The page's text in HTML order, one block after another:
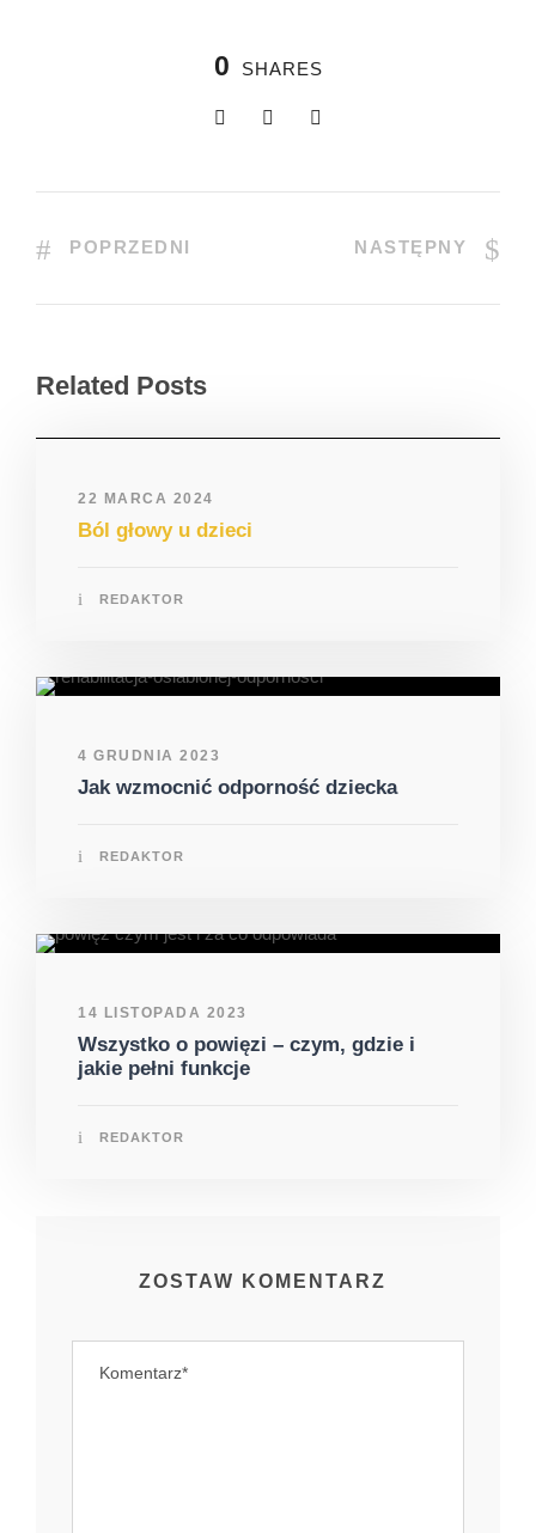
0 SHARES
POPRZEDNI NASTĘPNY
Related Posts
22 MARCA 2024
Ból głowy u dzieci
REDAKTOR
4 GRUDNIA 2023
Jak wzmocnić odporność dziecka
REDAKTOR
14 LISTOPADA 2023
Wszystko o powięzi – czym, gdzie i
jakie pełni funkcje
REDAKTOR
ZOSTAW KOMENTARZ